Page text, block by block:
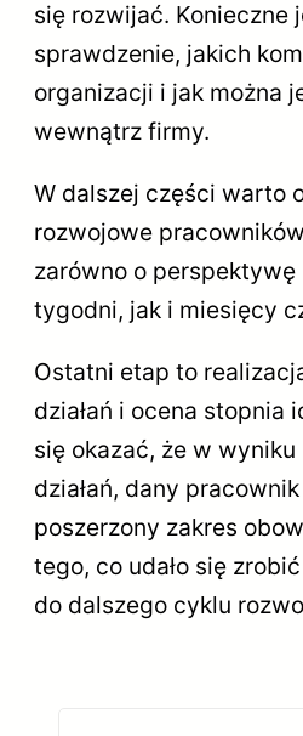
się rozwijać. Konieczne
sprawdzenie, jakich
organizacji i jak można
wewnątrz firmy.
W dalszej części warto
rozwojowe
zarówno o
tygodni, jak i miesięcy
Ostatni etap to
działań i ocena stopnia
się okazać, że w
działań, dany
poszerzony zakres
tego, co udało się
do dalszego cyklu